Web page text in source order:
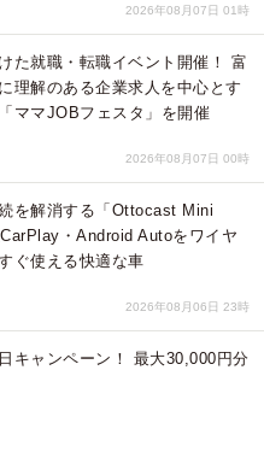
2026年08月07日 01時
た就職・転職イベント開催！ 富
理解のある企業求人を中心とす
ママJOBフェスタ」を開催
2026年08月07日 00時
を解消する「Ottocast Mini
・Android Autoをワイヤ
ぐ使える快適な車
2026年08月06日 23時
キャンペーン！ 最大30,000円分